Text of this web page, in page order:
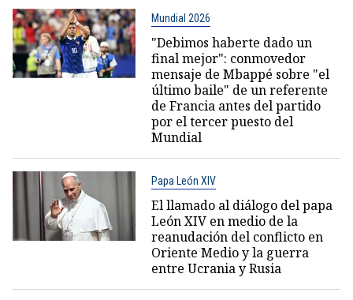
Mundial 2026
"Debimos haberte dado un
final mejor": conmovedor
mensaje de Mbappé sobre "el
último baile" de un referente
de Francia antes del partido
por el tercer puesto del
Mundial
Papa León XIV
El llamado al diálogo del papa
León XIV en medio de la
reanudación del conflicto en
Oriente Medio y la guerra
entre Ucrania y Rusia